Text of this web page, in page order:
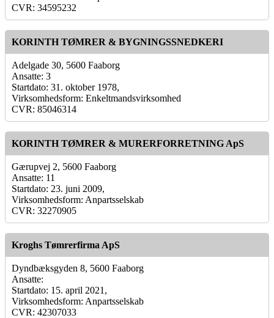
CVR: 34595232
KORINTH TØMRER & BYGNINGSSNEDKERI
Adelgade 30, 5600 Faaborg
Ansatte: 3
Startdato: 31. oktober 1978,
Virksomhedsform: Enkeltmandsvirksomhed
CVR: 85046314
KORINTH TØMRER & MURERFORRETNING ApS
Gærupvej 2, 5600 Faaborg
Ansatte: 11
Startdato: 23. juni 2009,
Virksomhedsform: Anpartsselskab
CVR: 32270905
Kroghs Tømrerfirma ApS
Dyndbæksgyden 8, 5600 Faaborg
Ansatte:
Startdato: 15. april 2021,
Virksomhedsform: Anpartsselskab
CVR: 42307033